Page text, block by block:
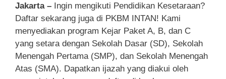
Jakarta – Ingin mengikuti Pendidikan Kesetaraan?
Daftar sekarang juga di PKBM INTAN! Kami
menyediakan program Kejar Paket A, B, dan C
yang setara dengan Sekolah Dasar (SD), Sekolah
Menengah Pertama (SMP), dan Sekolah Menengah
Atas (SMA). Dapatkan ijazah yang diakui oleh